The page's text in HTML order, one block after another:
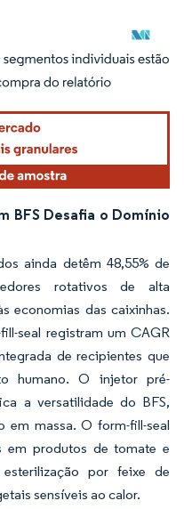
atribuição conforme CC BY 4.0.
BFS Desafia o Domínio
ainda detêm 48,55% de
rotativos de alta
economias das caixinhas.
seal registram um CAGR
de recipientes que
humano. O injetor pré-
a versatilidade do BFS,
em massa. O form-fill-seal
em produtos de tomate e
por feixe de
sensíveis ao calor.